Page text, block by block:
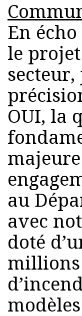
En
le
OUI, la
au
avec
doté
millions